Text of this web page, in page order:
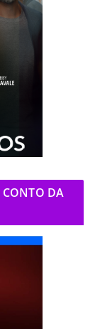
CONTO DA